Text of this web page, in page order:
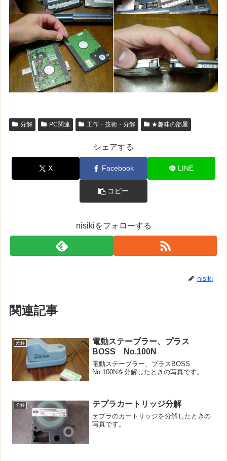
分解 PC関連 工作・技術・分解 ★趣味の部屋
シェアする
X Facebook LINE
コピー
nisikiをフォローする
nisiki
関連記事
分解
電動ステープラー、プラス
BOSS No.100N
電動ステープラー、プラスBOSS
No.100Nを分解したときの写真です。
分解 テプラカートリッジ分解
テプラのカートリッジを分解したときの
写真です。